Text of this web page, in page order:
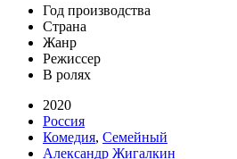
Год производства
Страна
Жанр
Режиссер
В ролях
2020
Россия
Комедия, Семейный
Александр Жигалкин